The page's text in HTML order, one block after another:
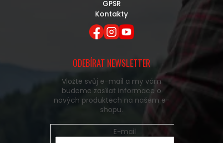
GPSR
Kontakty
ODEBÍRAT NEWSLETTER
Vložte svůj e-mail a my vám
budeme zasílat informace o
nových produktech na našem e-
shopu.
E-mail